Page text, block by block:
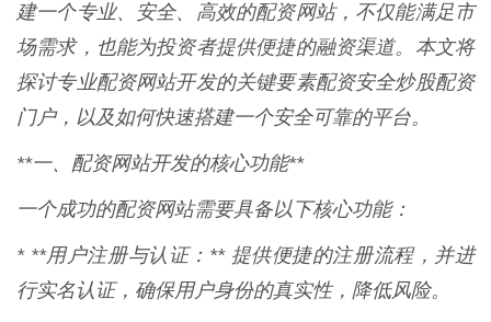
建一个专业、安全、高效的配资网站，不仅能满足市
场需求，也能为投资者提供便捷的融资渠道。本文将
探讨专业配资网站开发的关键要素配资安全炒股配资
门户，以及如何快速搭建一个安全可靠的平台。
**一、配资网站开发的核心功能**
一个成功的配资网站需要具备以下核心功能：
* **用户注册与认证：** 提供便捷的注册流程，并进
行实名认证，确保用户身份的真实性，降低风险。